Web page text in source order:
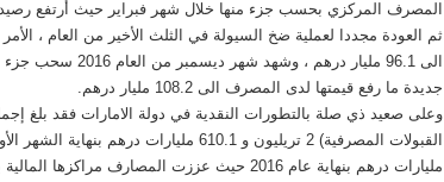
ثم العودة مجددا لعملية ضخ السيولة في الثلث الأخير من العام ،
الى 96.1 مليار
جديدة ما رفع قيمتها لدى المصرف الى 108.2 مليار درهم.
وعلى صعيد ذي صلة بالتطورات النقدية في دولة الامارات فقد بلغ